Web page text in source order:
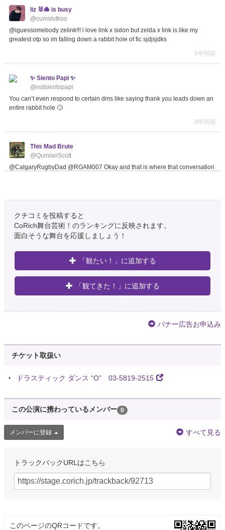
liz 🐰🐙 is busy
@cumslutkoo
@iguessomebody zelink!!! i love link x sidon but zelda x link is like my
greatest otp so im falling down a rabbit hole of fic sjdjsjdks
5年弱前
✨ Siento Papi ✨
@notsientopapi
You can’t even respond to certain dms like saying thank you leads down an
entire rabbit hole 🙄
5年弱前
This Mad Brute
@QuinlanScott
@CalgaryRugbyDad @RGAM007 Okay and that is where that conversation
Ananta Das
@AnantaD05919110
@MichaelVaughan @Jaspritbumrah93 I thought @MichaelVaughan gonna
Lasse Tandpetare
i
5年弱前
Neil Pierce
@NeilRyanPierce
@HiramFromTheChi So true. Down the rabbit hole from there.
Popwwe | #FreeAustralia⚔️
@CHSdoctor @fasalash @CNN So half the country to you are Fascist,
damn you really did fell deep in the rabbit hole
Horace Dediu
@asymco
5年弱前
クチコミを投稿すると
CoRich舞台芸術！のランキングに反映されます。
面白そうな舞台を応援しましょう！
「観たい！」に追加する
「観てきた！」に追加する
バナー広告お申込み
チケット取扱い
ドラスティック ダンス “O” 03-5819-2515
この公演に携わっているメンバー 0
メンバーに登録 すべて見る
トラックバックURLはこちら
このページのQRコードです。